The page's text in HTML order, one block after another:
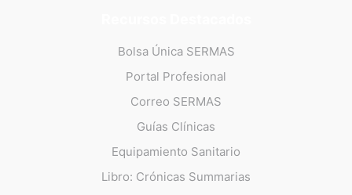
Bolsa Única SERMAS
Portal Profesional
Correo SERMAS
Guías Clínicas
Equipamiento Sanitario
Libro: Crónicas Summarias